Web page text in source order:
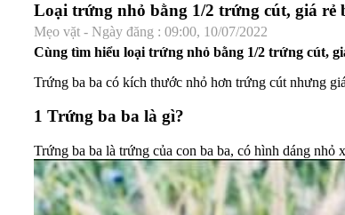
Loại trứng nhỏ bằng 1/2 trứng cút, giá rẻ
Mẹo vặt - Ngày đăng : 09:00, 10/07/2022
Cùng tìm hiểu loại trứng nhỏ bằng 1/2 trứng cút,
Trứng ba ba có kích thước nhỏ hơn trứng cút nhưng
1 Trứng ba ba là gì?
Trứng ba ba là trứng của con ba ba, có hình dáng